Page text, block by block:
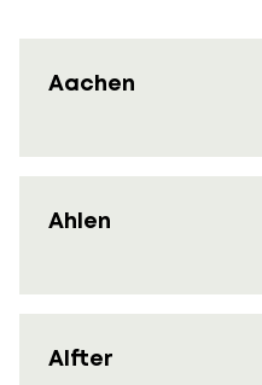
Aachen
Ahlen
Alfter